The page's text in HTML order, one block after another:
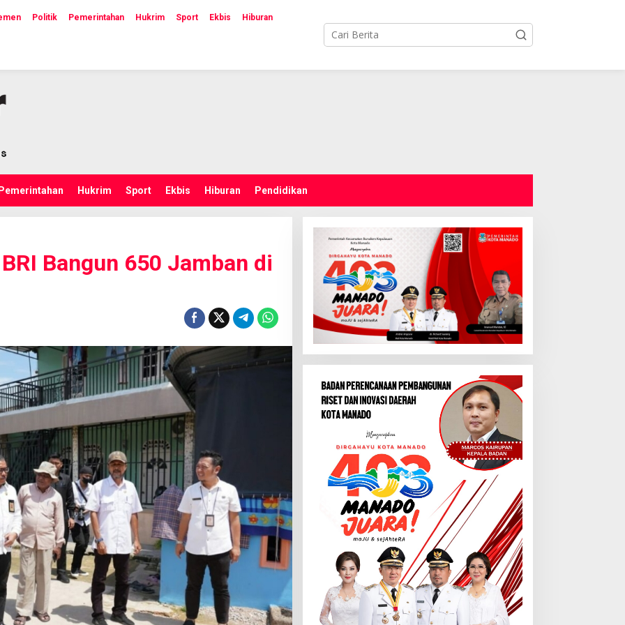
Politik Pemerintahan Hukrim Sport Ekbis Hiburan
Pemerintahan Hukrim Sport Ekbis Hiburan Pendidikan
Bangun 650 Jamban di